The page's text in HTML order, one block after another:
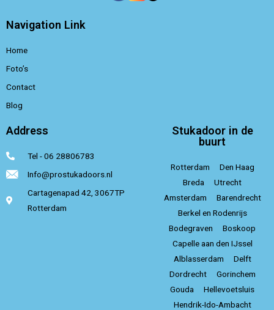
Navigation Link
Home
Foto’s
Contact
Blog
Address
Tel - 06 28806783
Info@prostukadoors.nl
Cartagenapad 42, 3067TP
Rotterdam
Stukadoor in de
buurt
Rotterdam
Den Haag
Breda
Utrecht
Amsterdam
Barendrecht
Berkel en Rodenrijs
Bodegraven
Boskoop
Capelle aan den IJssel
Alblasserdam
Delft
Dordrecht
Gorinchem
Gouda
Hellevoetsluis
Hendrik-Ido-Ambacht